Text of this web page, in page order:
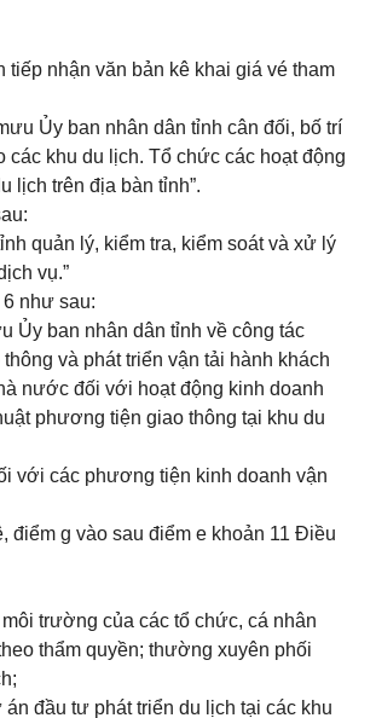
nhận văn bản kê khai giá vé tham
Ủy ban nhân dân tỉnh cân đối, bố trí
khu du lịch. Tổ chức các hoạt động
lịch trên địa bàn tỉnh”.
quản lý, kiểm tra, kiểm soát và xử lý
vụ.”
6 như sau:
Ủy ban nhân dân tỉnh về công tác
và phát triển vận tải hành khách
nước đối với hoạt động kinh doanh
phương tiện giao thông tại khu du
với các phương tiện kinh doanh vận
điểm g vào sau điểm e khoản 11 Điều
trường của các tổ chức, cá nhân
thẩm quyền; thường xuyên phối
đầu tư phát triển du lịch tại các khu